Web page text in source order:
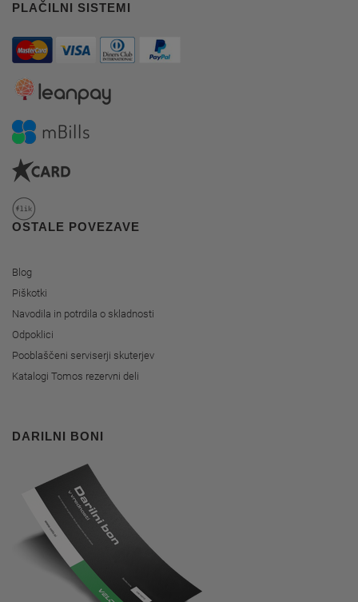
PLAČILNI SISTEMI
OSTALE POVEZAVE
Blog
Piškotki
Navodila in potrdila o skladnosti
Odpoklici
Pooblaščeni serviserji skuterjev
Katalogi Tomos rezervni deli
DARILNI BONI